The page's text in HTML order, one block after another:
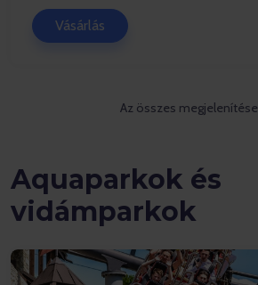
Vásárlás
Az összes megjelenítése
Aquaparkok és
vidámparkok